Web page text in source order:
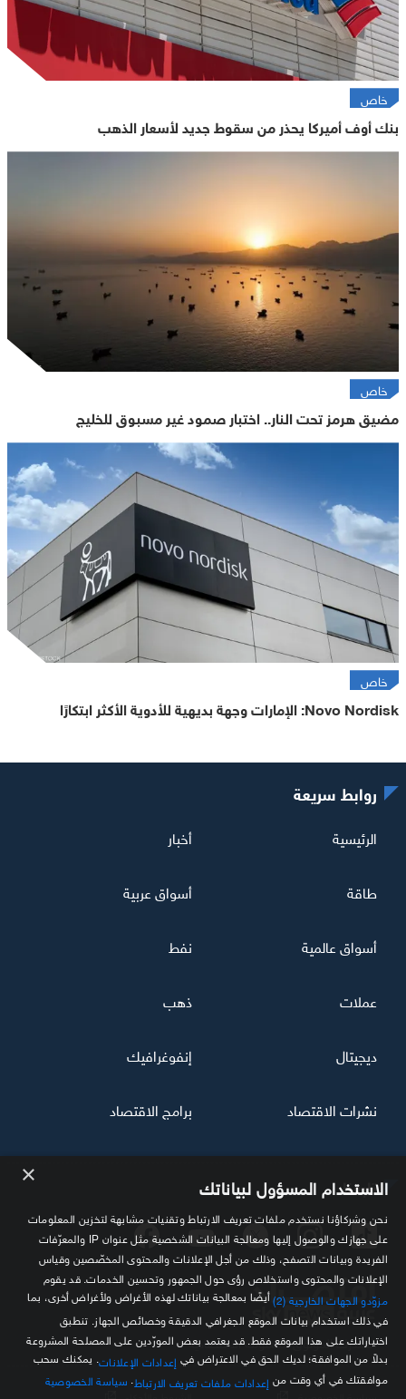
خاص
بنك أوف أميركا يحذر من سقوط جديد لأسعار الذهب
خاص
مضيق هرمز تحت النار.. اختبار صمود غير مسبوق للخليج
خاص
Novo Nordisk: الإمارات وجهة بديهية للأدوية الأكثر ابتكارًا
تابعنا
مصدرك الموثوق للمعلومة الاقتصادية
روابط سريعة
الرئيسية أخبار
طاقة أسواق عربية
أسواق عالمية نفط
عملات ذهب
ديجيتال إنفوغرافيك
نشرات الاقتصاد برامج الاقتصاد
× الاستخدام المسؤول لبياناتك
نحن وشركاؤنا نستخدم ملفات تعريف الارتباط وتقنيات مشابهة لتخزين المعلومات
على جهازك والوصول إليها ومعالجة البيانات الشخصية مثل عنوان IP والمعرّفات
الفريدة وبيانات التصفح، وذلك من أجل الإعلانات والمحتوى المخصّصين وقياس
الإعلانات والمحتوى واستخلاص رؤى حول الجمهور وتحسين الخدمات. قد يقوم
مزوّدو الجهات الخارجية (2)
أيضًا بمعالجة بياناتك لهذه الأغراض ولأغراض أخرى، بما
في ذلك استخدام بيانات الموقع الجغرافي الدقيقة وخصائص الجهاز. تنطبق
اختياراتك على هذا الموقع فقط. قد يعتمد بعض المورّدين على المصلحة المشروعة
بدلاً من الموافقة؛ لديك الحق في الاعتراض في إعدادات الإعلانات . يمكنك سحب
موافقتك في أي وقت من إعدادات ملفات تعريف الارتباط سياسة الخصوصية